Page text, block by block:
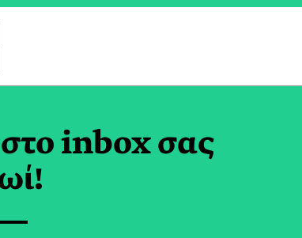
inbox σας